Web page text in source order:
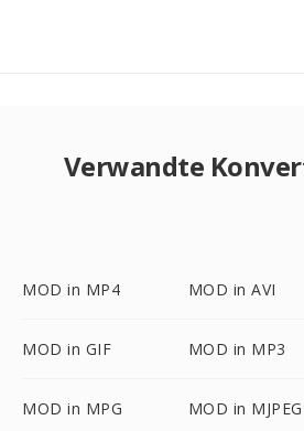
Verwandte
MOD in MP4 MOD in AVI
MOD in GIF MOD in MP3
MOD in MPG MOD in MJPEG